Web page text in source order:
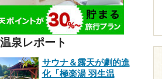
温泉レポート
サウナ＆露天が劇的進
化「極楽湯 羽生温